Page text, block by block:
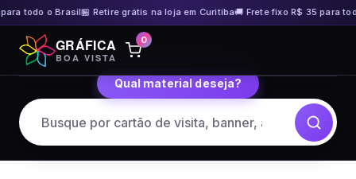
todo o Brasil🏪 Retire grátis na loja em Curitiba🚚 Frete fixo R$ 35 para
Pular
para
o
GRÁFICA
BOA VISTA
0
Qual material deseja?